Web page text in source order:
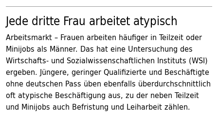
Jede dritte Frau arbeitet atypisch
Arbeitsmarkt – Frauen arbeiten häufiger in Teilzeit oder
Minijobs als Männer. Das hat eine Untersuchung des
Wirtschafts- und Sozialwissenschaftlichen Instituts (WSI)
ergeben. Jüngere, geringer Qualifizierte und Beschäftigte
ohne deutschen Pass üben ebenfalls überdurchschnittlich
oft atypische Beschäftigung aus, zu der neben Teilzeit
und Minijobs auch Befristung und Leiharbeit zählen.